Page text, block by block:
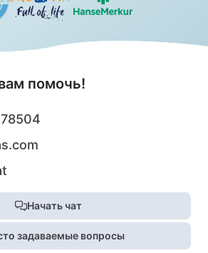
помочь!
Начать чат
задаваемые вопросы